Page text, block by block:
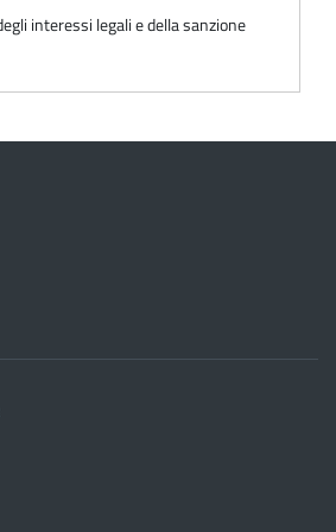
interessi legali e della sanzione